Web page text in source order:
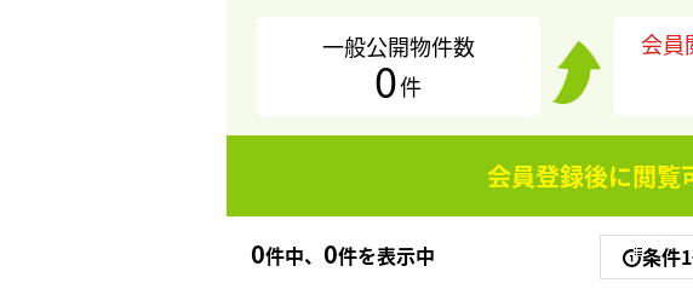
一般公開物件数
0件
会員
会員登録後に閲覧
0件中、 0件を表示中 条件